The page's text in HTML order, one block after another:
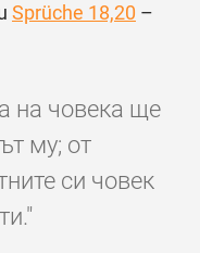
Sprüche 18,20 –
на човека ще
му; от
си човек